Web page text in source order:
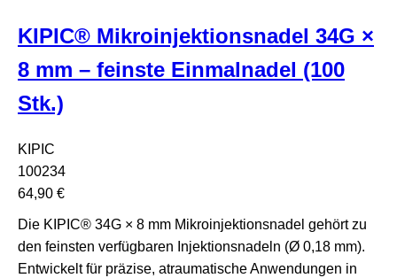
KIPIC® Mikroinjektionsnadel 34G ×
8 mm – feinste Einmalnadel (100
Stk.)
KIPIC
100234
64,90 €
Die KIPIC® 34G × 8 mm Mikroinjektionsnadel gehört zu
den feinsten verfügbaren Injektionsnadeln (Ø 0,18 mm).
Entwickelt für präzise, atraumatische Anwendungen in